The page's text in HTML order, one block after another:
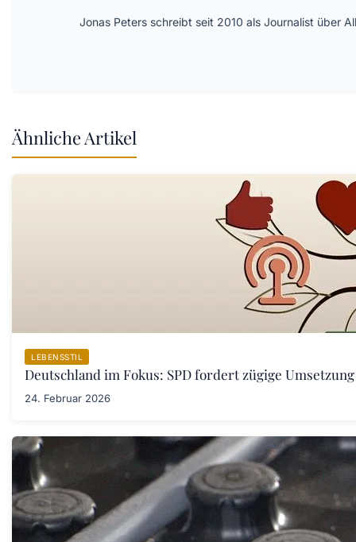
Jonas Peters schreibt seit 2010 als Journalist über
Ähnliche Artikel
LEBENSSTIL
Deutschland im Fokus: SPD fordert zügige
24. Februar 2026